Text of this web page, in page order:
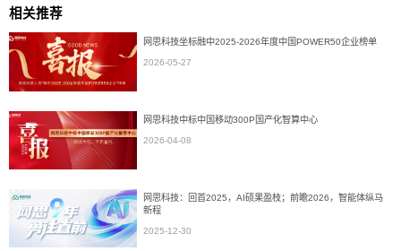
相关推荐
网思科技坐标融中2025-2026年度中国POWER50企业榜单
2026-05-27
网思科技中标中国移动300P国产化智算中心
2026-04-08
网思科技：回首2025，AI硕果盈枝；前瞻2026，智能体纵马
新程
2025-12-30